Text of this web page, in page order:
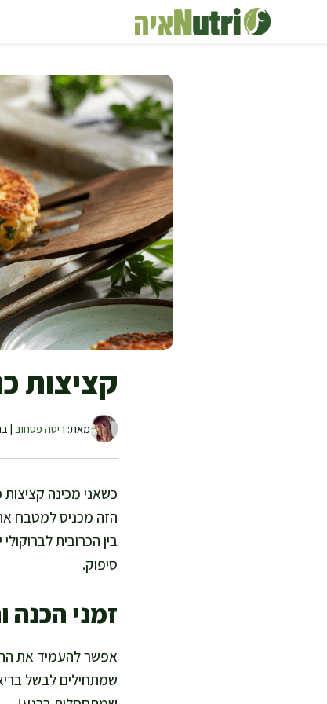
קציצות
מאת: ריטה פסחוב |
כשאני מכינה
הזה מכניס למטבח את
בין הכרובית
סיפוק.
זמני הכנה
שמתחילים לבשל